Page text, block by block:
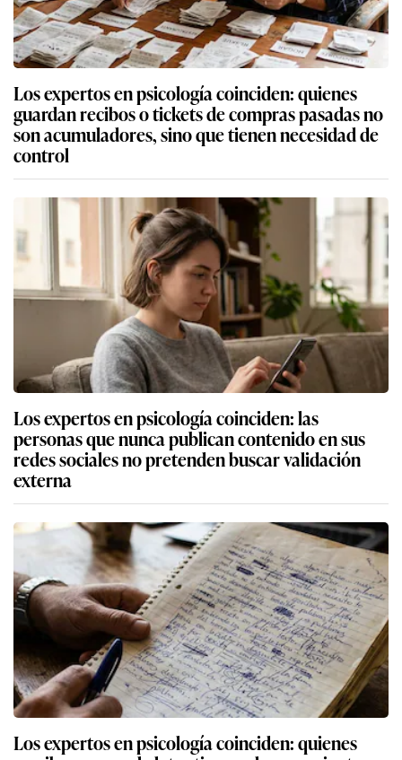
Los expertos en psicología coinciden: quienes
guardan recibos o tickets de compras pasadas no
son acumuladores, sino que tienen necesidad de
control
Los expertos en psicología coinciden: las
personas que nunca publican contenido en sus
redes sociales no pretenden buscar validación
externa
Los expertos en psicología coinciden: quienes